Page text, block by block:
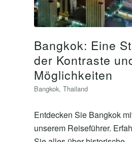
Bangkok: Eine
der Kontraste
Möglichkeiten
Bangkok, Thailand
Entdecken Sie Bangkok
unserem Reiseführer.